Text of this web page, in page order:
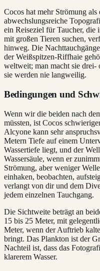
Cocos hat mehr Strömung
abwechslungsreiche
ein Reiseziel für Taucher, die
mit großen Tieren suchen,
hinweg. Die
der Weißspitzen-Riffhaie
weltweit; man macht sie drei-
sie werden nie langweilig.
Bedingungen und
Wenn wir die beiden nach
müssten, ist Cocos
Alcyone kann sehr
Metern Tiefe auf einem
Wassertiefe liegt, und der
Wassersäule, wenn er
Strömung, aber weniger
einhaken, beobachten,
verlangt von dir und dem
jedem einzelnen Tauchgang.
Die Sichtweite beträgt an
15 bis 25 Meter, mit
Meter, wenn der Auftrieb
bringt. Das Plankton ist der
Nachteil ist, dass das
klarerem Wasser.